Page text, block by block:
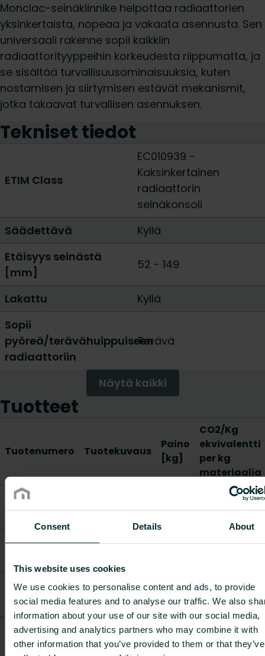
Consent Details About
This website uses cookies
We use cookies to personalise content and ads, to provide
social media features and to analyse our traffic. We also
information about your use of our site with our social media,
advertising and analytics partners who may combine it with
other information that you’ve provided to them or that they’ve
Monclac-seinäkiinnike helpottaa radiaattorien
yksinkertaista, nopeaa ja vakaata asennusta. Sen
universaali rakenne sopii kaikkiin
radiaattorityyppeihin korkeudesta riippumatta, ja
se sisältää turvallisuusominaisuuksia, kuten
nostamisen ja siirtymisen estävät mekanismit,
jotka takaavat turvallisen asennuksen.
Tekniset tiedot
ETIM Class
EC010939 -
Kaksinkertainen
radiaattorin
seinäkonsoli
Säädettävä
Kyllä
Etäisyys seinästä
[mm]
52 - 149
Lakattu
Kyllä
Sopii
pyöreä/terävähuippuiseen
radiaattoriin
Terävä
Näytä kaikki
Tuotteet
Tuotenumero Tuotekuvaus
Paino
[kg]
CO2/Kg
ekvivalentti
per kg
materiaalia
Monclac MCA-
Monclac MCA-
E 500-21/33 TP,
1kpl
5405837
Monclac MCA-
E 600-21/33 TP,
1kpl